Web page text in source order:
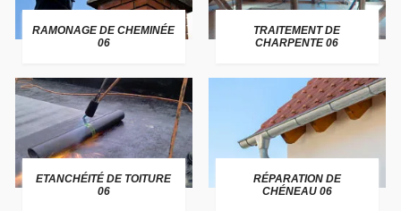
RAMONAGE DE CHEMINÉE
06
TRAITEMENT DE
CHARPENTE 06
ETANCHÉITÉ DE TOITURE
06
RÉPARATION DE
CHÉNEAU 06